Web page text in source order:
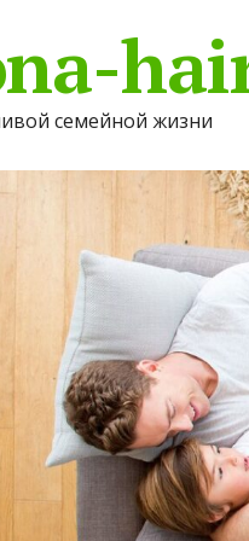
семейной жизни